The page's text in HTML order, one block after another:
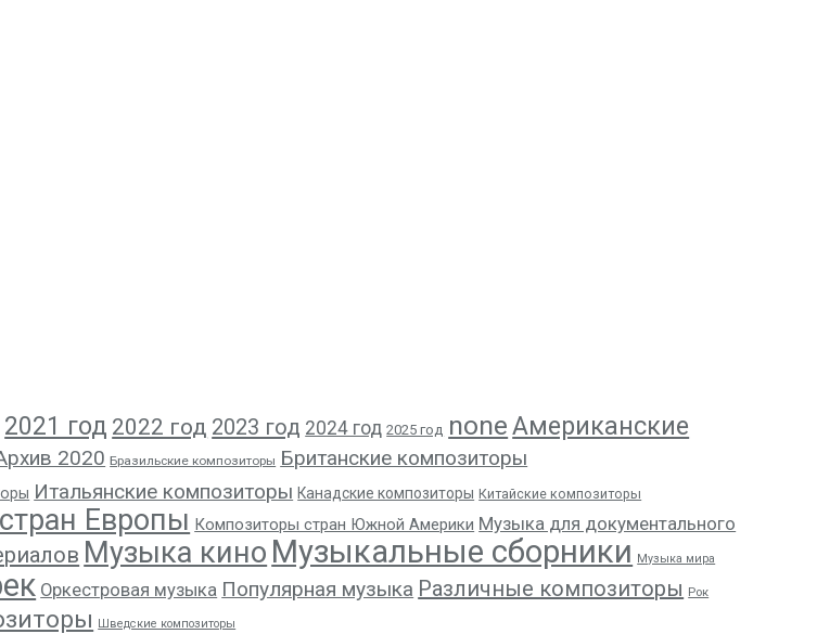
2021 год 2022 год 2023 год 2024 год 2025 год noneАмериканские
2020 Бразильские композиторы Британские композиторы
Итальянские композиторы Канадские композиторы Китайские композиторы
Европы Композиторы стран Южной Америки Музыка для документального
Музыка кино Музыкальные сборники Музыка мира
Оркестровая музыка Популярная музыка Различные композиторы Рок
Шведские композиторы